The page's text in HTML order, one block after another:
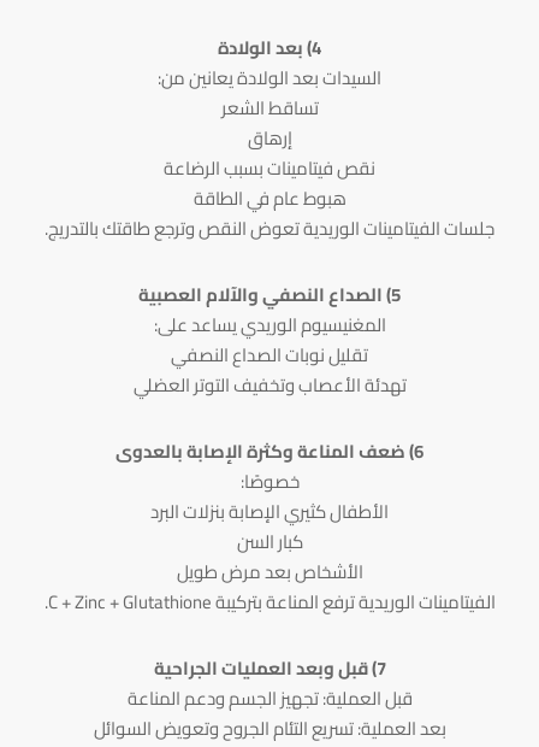
4) بعد الولادة
السيدات بعد الولادة يعانين من:
تساقط الشعر
إرهاق
نقص فيتامينات بسبب الرضاعة
هبوط عام في الطاقة
جلسات الفيتامينات الوريدية تعوض النقص وترجع طاقتك بالتدريج.
5) الصداع النصفي والآلام العصبية
المغنيسيوم الوريدي يساعد على:
تقليل نوبات الصداع النصفي
تهدئة الأعصاب وتخفيف التوتر العضلي
6) ضعف المناعة وكثرة الإصابة بالعدوى
خصوصًا:
الأطفال كثيري الإصابة بنزلات البرد
كبار السن
الأشخاص بعد مرض طويل
الفيتامينات الوريدية ترفع المناعة بتركيبة C + Zinc + Glutathione.
7) قبل وبعد العمليات الجراحية
قبل العملية: تجهيز الجسم ودعم المناعة
بعد العملية: تسريع التئام الجروح وتعويض السوائل